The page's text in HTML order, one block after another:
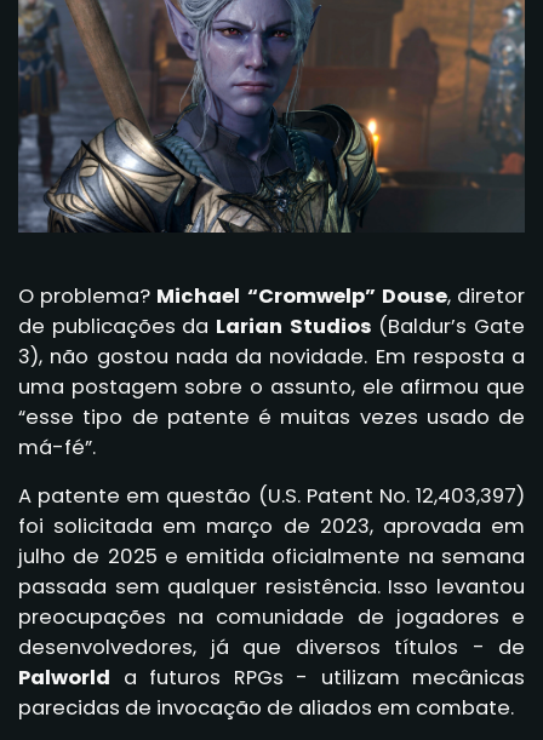
O problema? Michael “Cromwelp” Douse, diretor
de publicações da Larian Studios (Baldur’s Gate
3), não gostou nada da novidade. Em resposta a
uma postagem sobre o assunto, ele afirmou que
“esse tipo de patente é muitas vezes usado de
má-fé”.
A patente em questão (U.S. Patent No. 12,403,397)
foi solicitada em março de 2023, aprovada em
julho de 2025 e emitida oficialmente na semana
passada sem qualquer resistência. Isso levantou
preocupações na comunidade de jogadores e
desenvolvedores, já que diversos títulos - de
Palworld a futuros RPGs - utilizam mecânicas
parecidas de invocação de aliados em combate.